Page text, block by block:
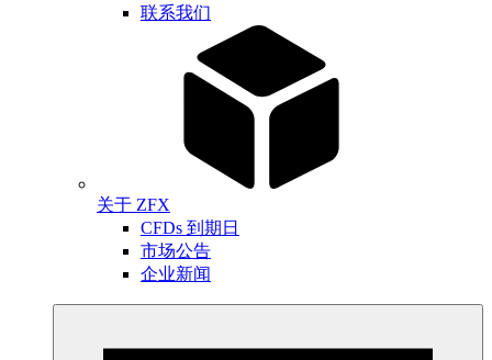
联系我们
关于 ZFX
CFDs 到期日
市场公告
企业新闻